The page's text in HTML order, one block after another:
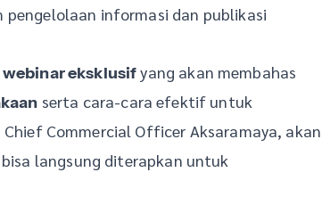
pengelolaan informasi dan publikasi
webinar eksklusifyang akan membahas
serta cara-cara efektif untuk
Chief Commercial Officer Aksaramaya, akan
langsung diterapkan untuk